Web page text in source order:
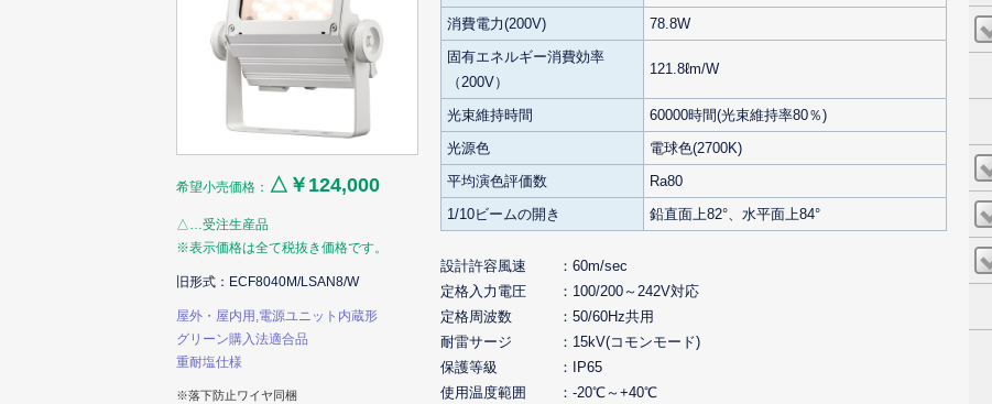
希望小売価格： △￥124,000
△…受注生産品
※表示価格は全て税抜き価格です。
旧形式：ECF8040M/LSAN8/W
屋外・屋内用,電源ユニット内蔵形
グリーン購入法適合品
重耐塩仕様
※落下防止ワイヤ同梱
消費電力(200V)
78.8W
固有エネルギー消費効率
（200V）
121.8ℓm/W
光束維持時間
60000時間(光束維持率80％)
光源色
電球色(2700K)
平均演色評価数
Ra80
1/10ビームの開き
鉛直面上82°、水平面上84°
設計許容風速
60m/sec
定格入力電圧
100/200～242V対応
定格周波数
50/60Hz共用
耐雷サージ
15kV(コモンモード)
保護等級
IP65
使用温度範囲
-20℃～+40℃